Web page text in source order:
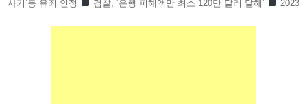
사기’등 유죄 인정
검찰, ‘은행 피해액만 최소 120만 달러 달해’
2023